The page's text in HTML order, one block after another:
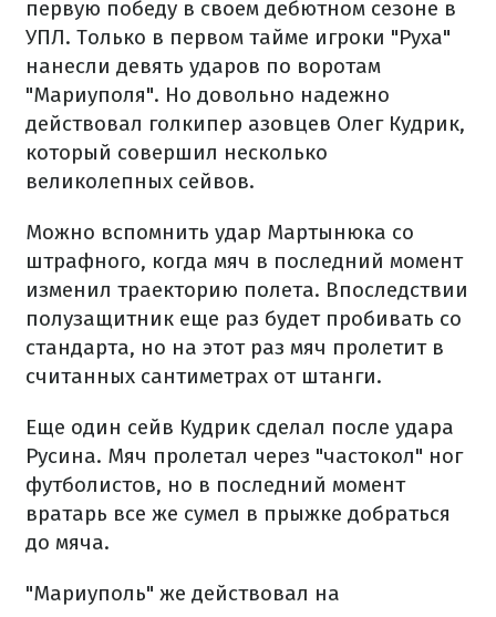
первую победу в своем дебютном сезоне в
УПЛ. Только в первом тайме игроки "Руха"
нанесли девять ударов по воротам
"Мариуполя". Но довольно надежно
действовал голкипер азовцев Олег Кудрик,
который совершил несколько
великолепных сейвов.
Можно вспомнить удар Мартынюка со
штрафного, когда мяч в последний момент
изменил траекторию полета. Впоследствии
полузащитник еще раз будет пробивать со
стандарта, но на этот раз мяч пролетит в
считанных сантиметрах от штанги.
Еще один сейв Кудрик сделал после удара
Русина. Мяч пролетал через "частокол" ног
футболистов, но в последний момент
вратарь все же сумел в прыжке добраться
до мяча.
"Мариуполь" же действовал на